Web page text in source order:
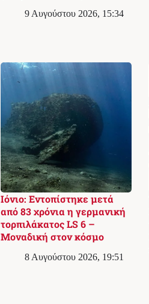
9 Αυγούστου 2026, 15:34
Ιόνιο: Εντοπίστηκε μετά
από 83 χρόνια η γερμανική
τορπιλάκατος LS 6 –
Μοναδική στον κόσμο
8 Αυγούστου 2026, 19:51